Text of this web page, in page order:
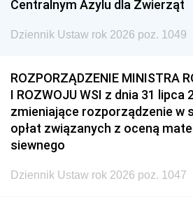
Centralnym Azylu dla Zwierząt
Dziennik Ustaw rok 2026 poz. 1049
ROZPORZĄDZENIE MINISTRA
I ROZWOJU WSI z dnia 31 lipca
zmieniające rozporządzenie w
opłat związanych z oceną
siewnego
Dziennik Ustaw rok 2026 poz. 1047